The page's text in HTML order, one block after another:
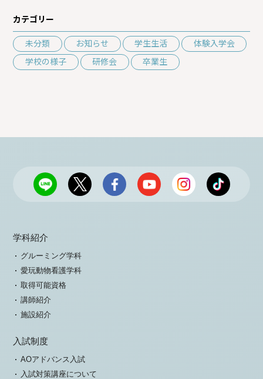
カテゴリー
未分類 お知らせ 学生生活
体験入学会
学校の様子
研修会 卒業生
学科紹介
グルーミング学科
愛玩動物看護学科
取得可能資格
講師紹介
施設紹介
入試制度
AOアドバンス入試
入試対策講座について